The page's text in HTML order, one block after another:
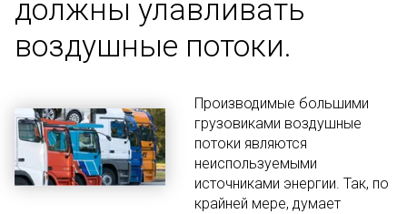
должны улавливать
воздушные потоки.
Производимые большими
грузовиками воздушные
потоки являются
неиспользуемыми
источниками энергии. Так, по
крайней мере, думает